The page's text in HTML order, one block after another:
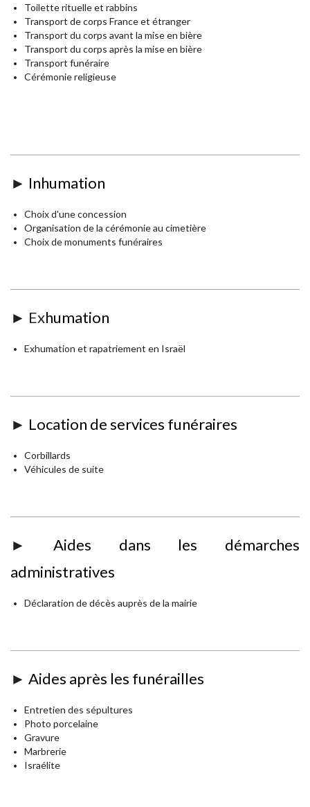
Toilette rituelle et rabbins
Transport de corps France et étranger
Transport du corps avant la mise en bière
Transport du corps après la mise en bière
Transport funéraire
Cérémonie religieuse
► Inhumation
Choix d'une concession
Organisation de la cérémonie au cimetière
Choix de monuments funéraires
► Exhumation
Exhumation et rapatriement en Israël
► Location de services funéraires
Corbillards
Véhicules de suite
► Aides dans les démarches
administratives
Déclaration de décès auprès de la mairie
► Aides après les funérailles
Entretien des sépultures
Photo porcelaine
Gravure
Marbrerie
Israélite